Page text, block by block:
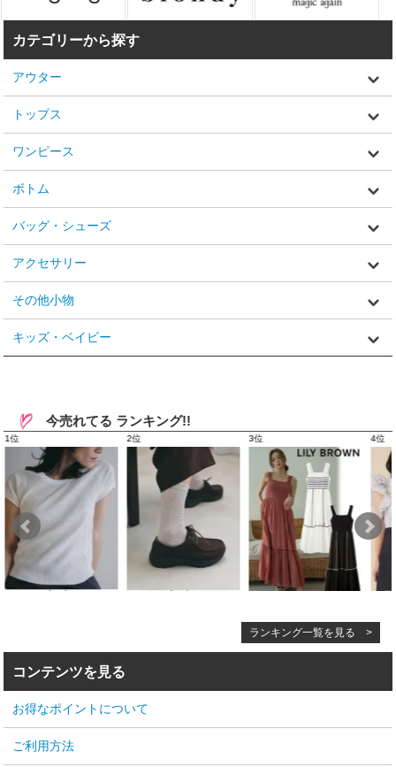
カテゴリーから探す
アウター
トップス
ワンピース
ボトム
バッグ・シューズ
アクセサリー
その他小物
キッズ・ベイビー
今売れてる ランキング!!
ランキング一覧を見る >
コンテンツを見る
お得なポイントについて
ご利用方法